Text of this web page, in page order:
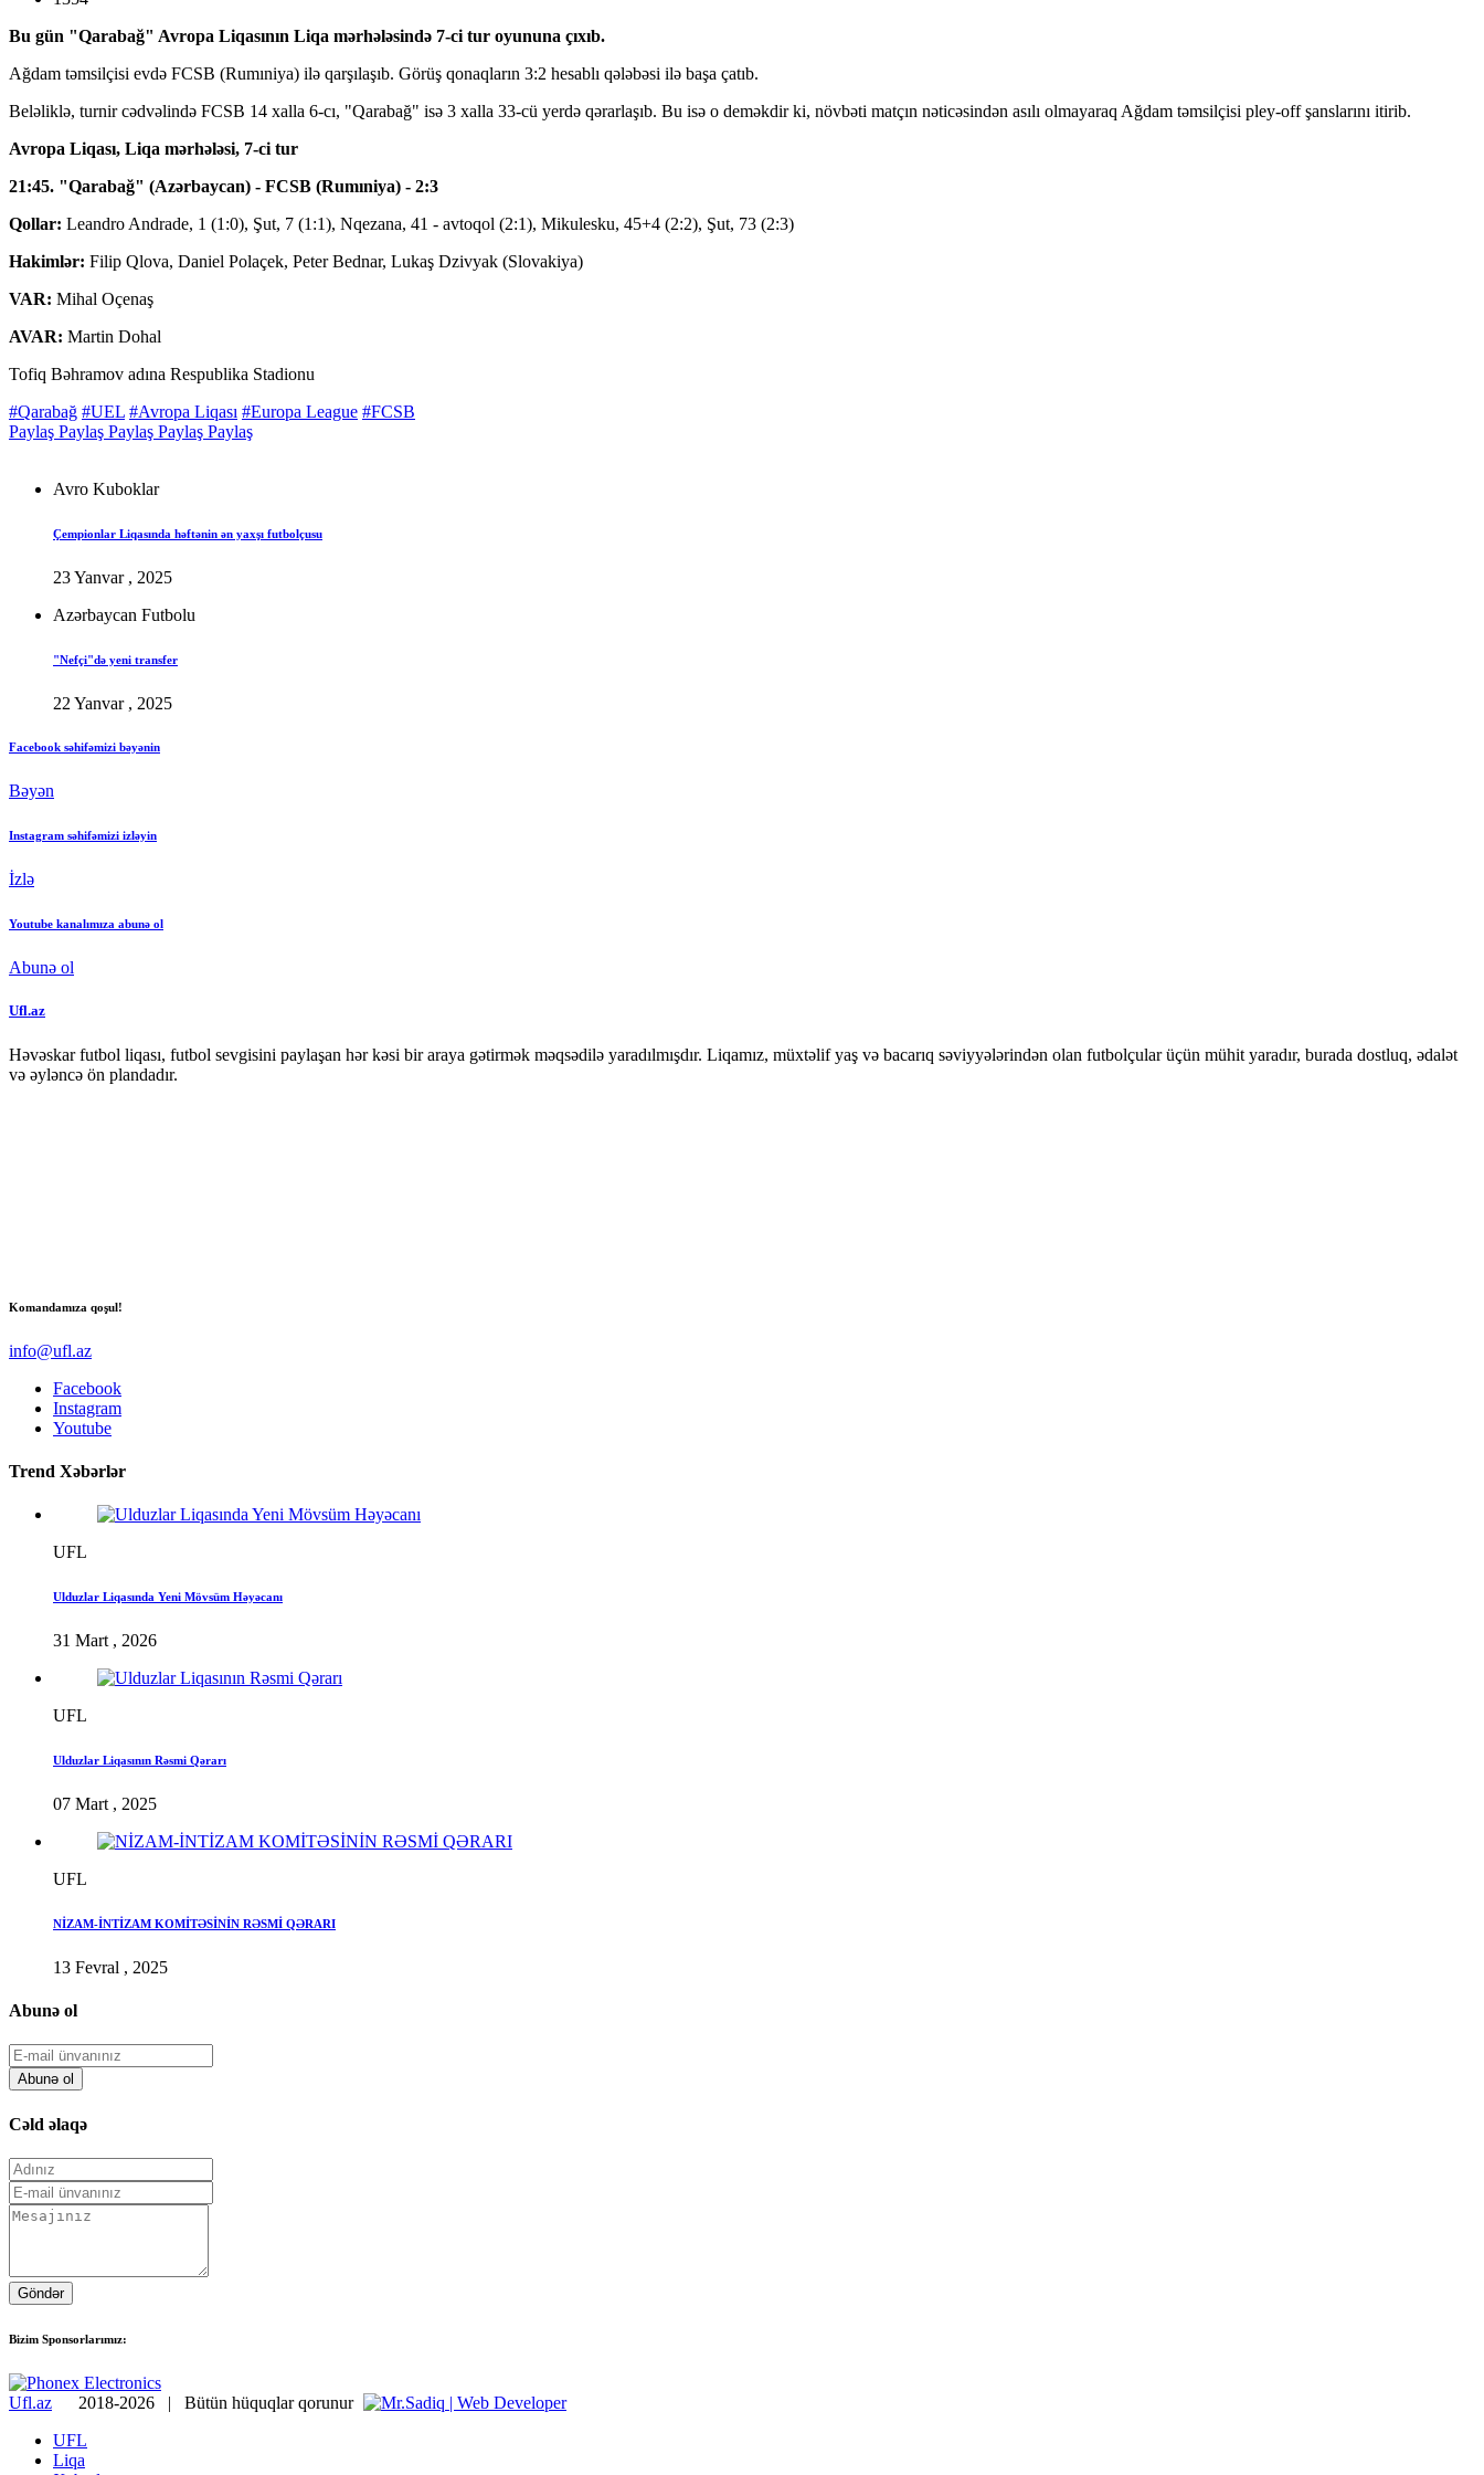
Bu gün "Qarabağ" Avropa Liqasının Liqa mərhələsində 7-ci tur oyununa çıxıb.
Ağdam təmsilçisi evdə FCSB (Rumıniya) ilə qarşılaşıb. Görüş qonaqların 3:2 hesablı qələbəsi ilə başa çatıb.
Beləliklə, turnir cədvəlində FCSB 14 xalla 6-cı, "Qarabağ" isə 3 xalla 33-cü yerdə qərarlaşıb. Bu isə o deməkdir ki, növbəti matçın nəticəsindən asılı olmayaraq Ağdam təmsilçisi pley-off şanslarını itirib.
Avropa Liqası, Liqa mərhələsi, 7-ci tur
21:45. "Qarabağ" (Azərbaycan) - FCSB (Rumıniya) - 2:3
Qollar: Leandro Andrade, 1 (1:0), Şut, 7 (1:1), Nqezana, 41 - avtoqol (2:1), Mikulesku, 45+4 (2:2), Şut, 73 (2:3)
Hakimlər: Filip Qlova, Daniel Polaçek, Peter Bednar, Lukaş Dzivyak (Slovakiya)
VAR: Mihal Oçenaş
AVAR: Martin Dohal
Tofiq Bəhramov adına Respublika Stadionu
#Qarabağ #UEL #Avropa Liqası #Europa League #FCSB
Paylaş Paylaş Paylaş Paylaş Paylaş
Avro Kuboklar
Çempionlar Liqasında həftənin ən yaxşı futbolçusu
23 Yanvar , 2025
Azərbaycan Futbolu
"Nefçi"də yeni transfer
22 Yanvar , 2025
Facebook səhifəmizi bəyənin
Bəyən
Instagram səhifəmizi izləyin
İzlə
Youtube kanalımıza abunə ol
Abunə ol
Ufl.az
Həvəskar futbol liqası, futbol sevgisini paylaşan hər kəsi bir araya gətirmək məqsədilə yaradılmışdır. Liqamız, müxtəlif yaş və bacarıq səviyyələrindən olan futbolçular üçün mühit yaradır, burada dostluq, ədalət
və əyləncə ön plandadır.
Komandamıza qoşul!
info@ufl.az
Facebook
Instagram
Youtube
Trend Xəbərlər
UFL
Ulduzlar Liqasında Yeni Mövsüm Həyəcanı
31 Mart , 2026
UFL
Ulduzlar Liqasının Rəsmi Qərarı
07 Mart , 2025
UFL
NİZAM-İNTİZAM KOMİTƏSİNİN RƏSMİ QƏRARI
13 Fevral , 2025
Abunə ol
Abunə ol
Cəld əlaqə
Göndər
Bizim Sponsorlarımız:
Ufl.az 2018-2026 | Bütün hüquqlar qorunur
UFL
Liqa